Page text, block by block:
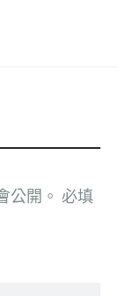
公開。 必填